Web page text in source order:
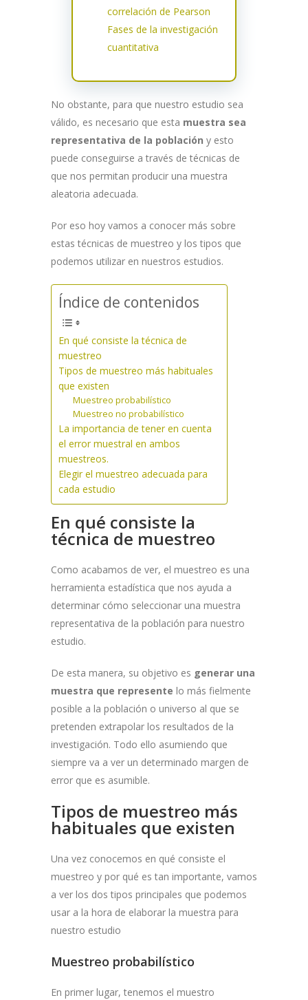
correlación de Pearson
Fases de la investigación
cuantitativa
No obstante, para que nuestro estudio sea
válido, es necesario que esta muestra sea
representativa de la población y esto
puede conseguirse a través de técnicas de
que nos permitan producir una muestra
aleatoria adecuada.
Por eso hoy vamos a conocer más sobre
estas técnicas de muestreo y los tipos que
podemos utilizar en nuestros estudios.
Índice de contenidos
En qué consiste la técnica de
muestreo
Tipos de muestreo más habituales
que existen
Muestreo probabilístico
Muestreo no probabilístico
La importancia de tener en cuenta
el error muestral en ambos
muestreos.
Elegir el muestreo adecuada para
cada estudio
En qué consiste la
técnica de muestreo
Como acabamos de ver, el muestreo es una
herramienta estadística que nos ayuda a
determinar cómo seleccionar una muestra
representativa de la población para nuestro
estudio.
De esta manera, su objetivo es generar una
muestra que represente lo más fielmente
posible a la población o universo al que se
pretenden extrapolar los resultados de la
investigación. Todo ello asumiendo que
siempre va a ver un determinado margen de
error que es asumible.
Tipos de muestreo más
habituales que existen
Una vez conocemos en qué consiste el
muestreo y por qué es tan importante, vamos
a ver los dos tipos principales que podemos
usar a la hora de elaborar la muestra para
nuestro estudio
Muestreo probabilístico
En primer lugar, tenemos el muestro